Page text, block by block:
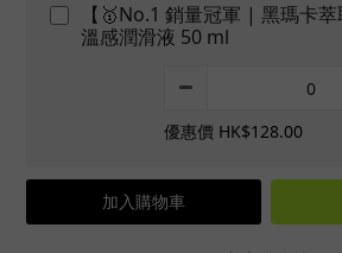
【🥇No.1 銷量冠軍 | 黑瑪卡
溫感潤滑液 50 ml
優惠價 HK$128.00
加入購物車